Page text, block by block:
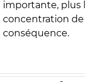
importante, plus
concentration
conséquence.